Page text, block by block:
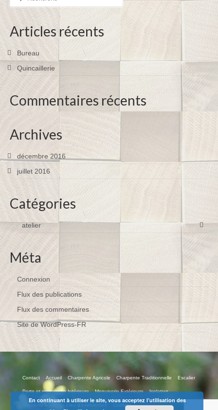
Articles récents
Bureau
Quincaillerie
Commentaires récents
Archives
décembre 2016
juillet 2016
Catégories
atelier
Méta
Connexion
Flux des publications
Flux des commentaires
Site de WordPress-FR
Contact Accueil Charpente Agricole Charpente Traditionnelle Escalier
Porte et menuiserie Intérieure Menuiserie Extérieure Isolation
Mentions légales Lieu d’intervention Contact
En continuant à utiliser le site, vous acceptez l’utilisation des